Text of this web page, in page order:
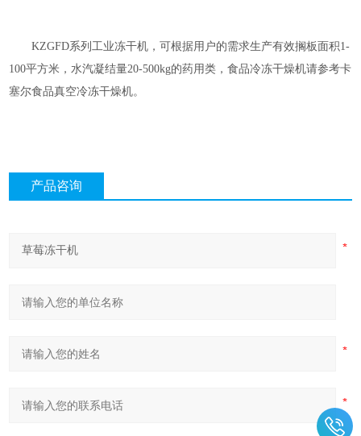
KZGFD系列工业冻干机，可根据用户的需求生产有效搁板面积1-
100平方米，水汽凝结量20-500kg的药用类，食品冷冻干燥机请参考卡
塞尔食品真空冷冻干燥机。
产品咨询